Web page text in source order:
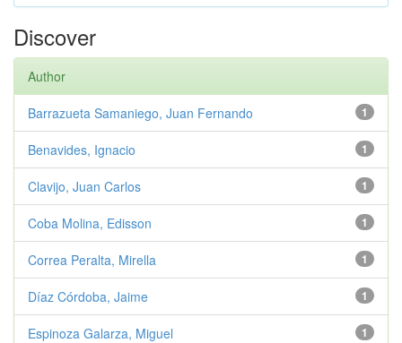
Discover
Author
1
Barrazueta Samaniego, Juan Fernando
1
Benavides, Ignacio
1
Clavijo, Juan Carlos
1
Coba Molina, Edisson
1
Correa Peralta, Mirella
1
Díaz Córdoba, Jaime
1
Espinoza Galarza, Miguel